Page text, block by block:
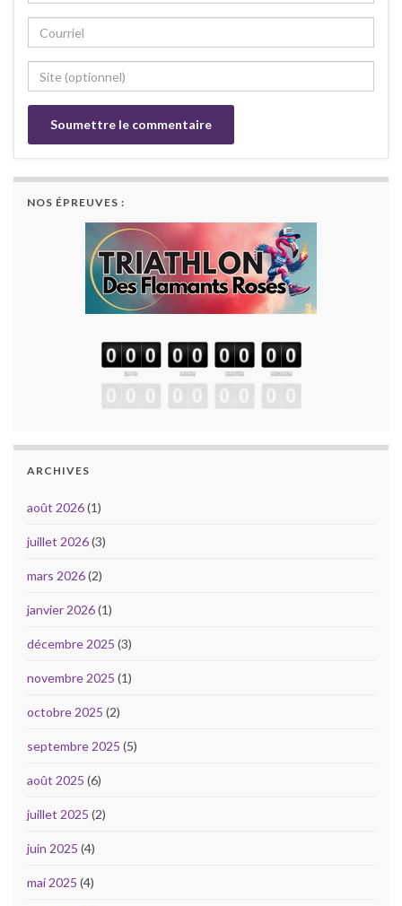
NOS ÉPREUVES :
ARCHIVES
août 2026(1)
juillet 2026(3)
mars 2026(2)
janvier 2026(1)
décembre 2025 (3)
novembre 2025 (1)
octobre 2025 (2)
septembre 2025 (5)
août 2025 (6)
juillet 2025 (2)
juin 2025 (4)
mai 2025 (4)